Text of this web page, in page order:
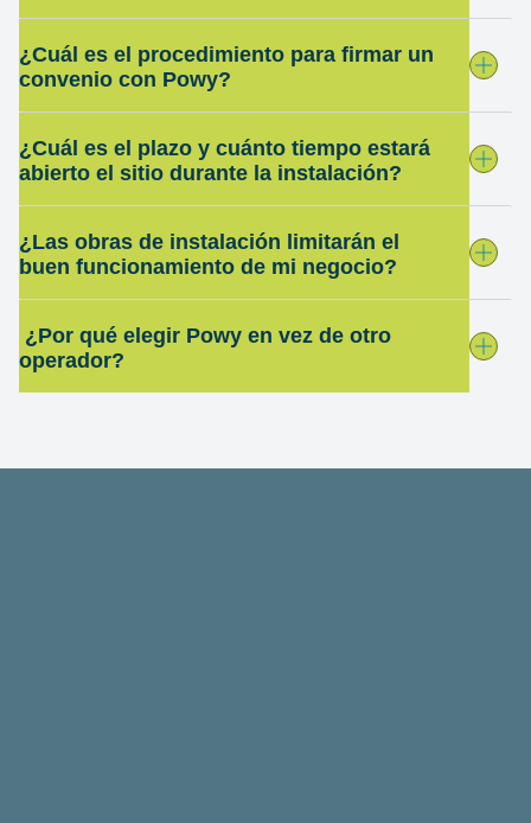
¿Cuál es el procedimiento para firmar un
convenio con Powy?
¿Cuál es el plazo y cuánto tiempo estará
abierto el sitio durante la instalación?
¿Las obras de instalación limitarán el
buen funcionamiento de mi negocio?
¿Por qué elegir Powy en vez de otro
operador?